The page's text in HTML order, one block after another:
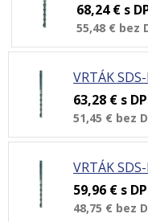
68,24 € s
55,48 € bez
VRTÁK
63,28 € s
51,45 € bez
VRTÁK
59,96 € s
48,75 € bez